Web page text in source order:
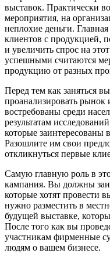
выставок. Практически
мероприятия, на
неплохие деньги.
клиентов с продукцией,
и увеличить спрос на
успешными считаются
продукцию от разных
Перед тем как заняться
проанализировать рынок
востребованы среди
результатам
которые заинтересованы
Разошлите им свои
откликнуться первые
Самую главную роль в
кампания. Вы должны
которые хотят провести
нужно разместить в
будущей выставке,
После того как вы
участникам фирменные
людям о вашем бизнесе.